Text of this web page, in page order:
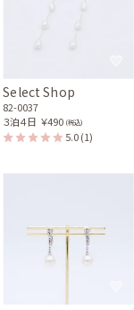
Select Shop
82-0037
３泊４日 ￥490 (税込)
5.0(1)